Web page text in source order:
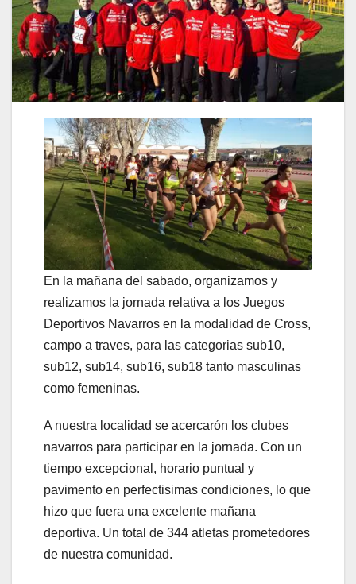
En la mañana del sabado, organizamos y
realizamos la jornada relativa a los Juegos
Deportivos Navarros en la modalidad de Cross,
campo a traves, para las categorias sub10,
sub12, sub14, sub16, sub18 tanto masculinas
como femeninas.
A nuestra localidad se acercarón los clubes
navarros para participar en la jornada. Con un
tiempo excepcional, horario puntual y
pavimento en perfectisimas condiciones, lo que
hizo que fuera una excelente mañana
deportiva. Un total de 344 atletas prometedores
de nuestra comunidad.